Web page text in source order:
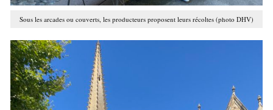
Sous les arcades ou couverts, les producteurs proposent leurs récoltes (photo DHV)